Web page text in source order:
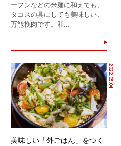
ーフンなどの米麺に和えても、
タコスの具にしても美味しい、
万能挽肉です。和...
2022.05.04
美味しい「外ごはん」をつく